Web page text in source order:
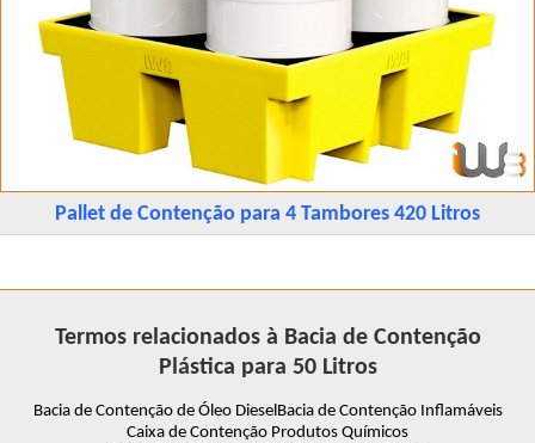
Pallet de Contenção para 4 Tambores 420 Litros
Termos relacionados à Bacia de Contenção
Plástica para 50 Litros
Bacia de Contenção de Óleo DieselBacia de Contenção Inflamáveis
Caixa de Contenção Produtos Químicos